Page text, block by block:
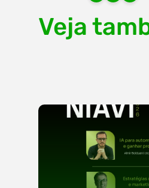
Veja